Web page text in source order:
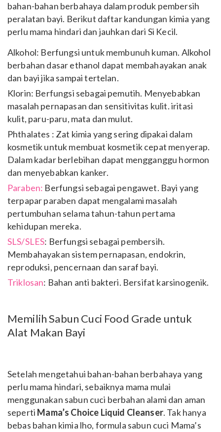
bahan-bahan berbahaya dalam produk pembersih
peralatan bayi. Berikut daftar kandungan kimia yang
perlu mama hindari dan jauhkan dari Si Kecil.
Alkohol: Berfungsi untuk membunuh kuman. Alkohol
berbahan dasar ethanol dapat membahayakan anak
dan bayi jika sampai tertelan.
Klorin: Berfungsi sebagai pemutih. Menyebabkan
masalah pernapasan dan sensitivitas kulit. iritasi
kulit, paru-paru, mata dan mulut.
Phthalates : Zat kimia yang sering dipakai dalam
kosmetik untuk membuat kosmetik cepat menyerap.
Dalam kadar berlebihan dapat mengganggu hormon
dan menyebabkan kanker.
Paraben: Berfungsi sebagai pengawet. Bayi yang
terpapar paraben dapat mengalami masalah
pertumbuhan selama tahun-tahun pertama
kehidupan mereka.
SLS/SLES: Berfungsi sebagai pembersih.
Membahayakan sistem pernapasan, endokrin,
reproduksi, pencernaan dan saraf bayi.
Triklosan: Bahan anti bakteri. Bersifat karsinogenik.
Memilih Sabun Cuci Food Grade untuk
Alat Makan Bayi
Setelah mengetahui bahan-bahan berbahaya yang
perlu mama hindari, sebaiknya mama mulai
menggunakan sabun cuci berbahan alami dan aman
seperti Mama’s Choice Liquid Cleanser. Tak hanya
bebas bahan kimia lho, formula sabun cuci Mama’s